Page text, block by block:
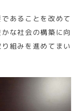
あることを改めて
な社会の構築に向
組みを進めてまい